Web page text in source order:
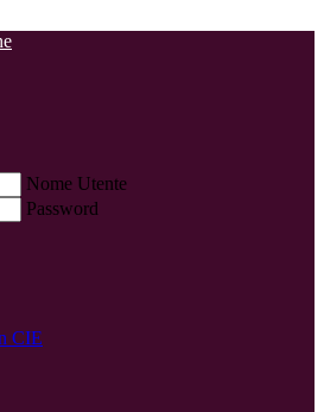
Nome Utente
Password
CIE